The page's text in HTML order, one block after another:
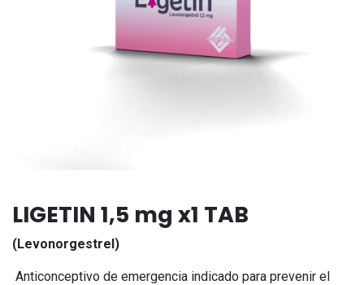
LIGETIN 1,5 mg x1 TAB
(Levonorgestrel)
Anticonceptivo de emergencia indicado para prevenir el